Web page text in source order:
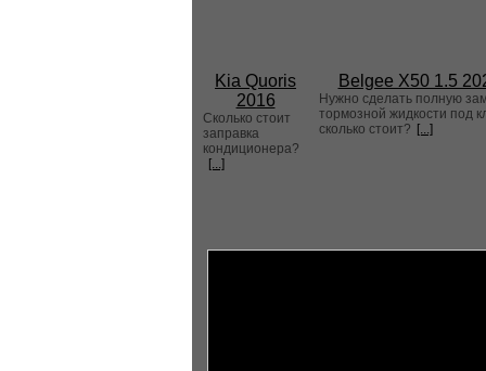
Kia Quoris
2016
Сколько стоит
заправка
кондиционера?
[...]
Belgee X50 1.5
Нужно сделать полную
тормозной жидкости под
сколько стоит? [...]